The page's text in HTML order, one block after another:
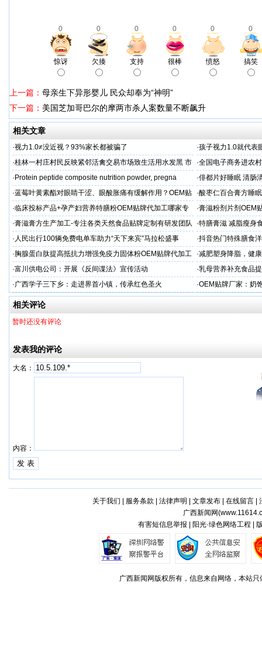
0 0 0 0 0 0
惊讶 欠揍 支持 很棒 愤怒 搞笑
上一篇： 母亲生下异形婴儿 民众却奉为“神明”
下一篇： 美国芝加哥巴尔的摩两市杀人案数量不断飙升
相关文章
·视力1.0≠没近视？93%家长都被骗了 ·孩子视力1.0就代表
·桂林一村庄村民反映紧邻活禽交易市场致生活用水发黑 市
场称属“造谣”，联合调查组介入调查
·全国电子商务进农
利开班
· Protein peptide composite nutrition powder, pregna ·俳都片好睡眠 清肠
·蓝莓叶黄素酯对眼睛干涩、眼酸胀痛有缓解作用？OEM贴
牌代工
·酸枣仁百合膏方睡
厂
·临床投标产品+孕产妇营养特膳粉OEM贴牌代加工哪家专
业
·膏滋粉剂片剂OEM
·膏滋膏方生产加工-专注各类天然食品贴牌定制有研发团队
厂家
·特膳膏滋 减脂瘦身
务商
· 人民出行100辆免费电单车助力“天下来宾”马拉松盛事 ·抖音热门特殊膳食
牌加工
· 胸腺蛋白肽提高抵抗力增强免疫力固体粉OEM贴牌代加工
服务商
·减肥塑身降脂，健
服务商
·富川供电公司：开展《反间谍法》宣传活动 ·乳母营养补充食品
工
·广西学子三下乡：走进界首小镇，传承红色圣火 ·OEM贴牌厂家：奶
一步！
相关评论
暂时还没有评论
发表我的评论
大名：
内容：
关于我们 服务条款 法律声明 文章发布| 在线留言|
广西新闻网(
有害短信息举报 | 阳光·绿色网络工程 |
广西新闻网版权所有，信息来自网络，本站